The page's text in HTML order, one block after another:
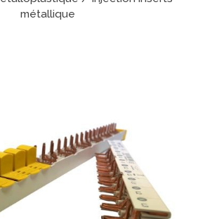
métallique